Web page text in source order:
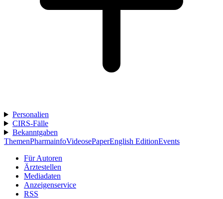
Personalien
CIRS-Fälle
Bekanntgaben
ThemenPharmainfoVideosePaperEnglish EditionEvents
Für Autoren
Ärztestellen
Mediadaten
Anzeigenservice
RSS